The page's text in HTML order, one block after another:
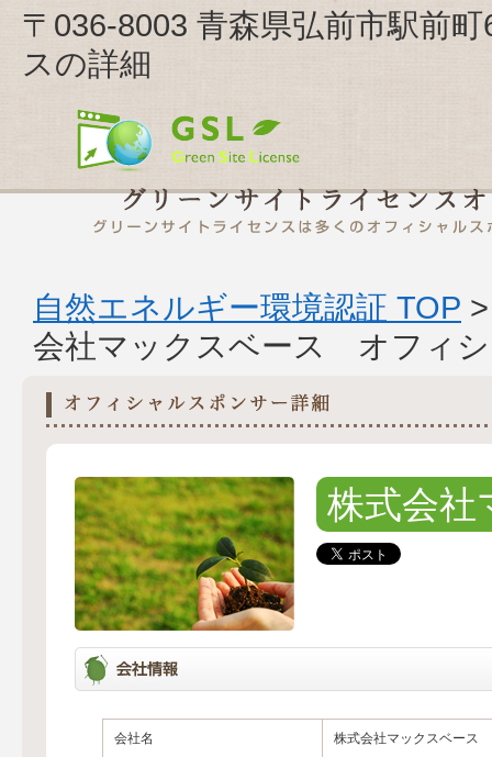
〒036-8003 青森県弘前市駅前
スの詳細
自然エネルギー環境認証 TOP
会社マックスベース オフィ
株式会社
会社名 株式会社マックスベース